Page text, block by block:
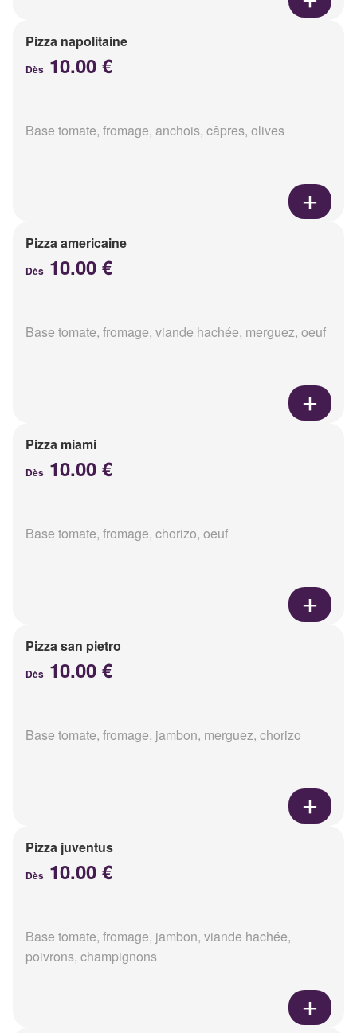
Pizza napolitaine
Dès 10.00 €
Base tomate, fromage, anchois, câpres, olives
Pizza americaine
Dès 10.00 €
Base tomate, fromage, viande hachée, merguez, oeuf
Pizza miami
Dès 10.00 €
Base tomate, fromage, chorizo, oeuf
Pizza san pietro
Dès 10.00 €
Base tomate, fromage, jambon, merguez, chorizo
Pizza juventus
Dès 10.00 €
Base tomate, fromage, jambon, viande hachée,
poivrons, champignons